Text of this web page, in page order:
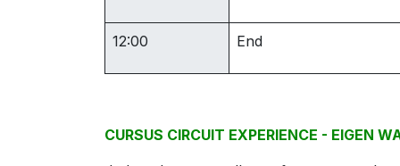
12:00 End
CURSUS CIRCUIT EXPERIENCE - EIGEN